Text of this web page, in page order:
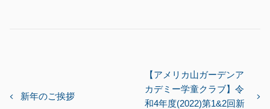
稿新年のご挨拶
【アメリカ山ガーデンア
カデミー学童クラブ】令
和4年度(2022)第1&2回新